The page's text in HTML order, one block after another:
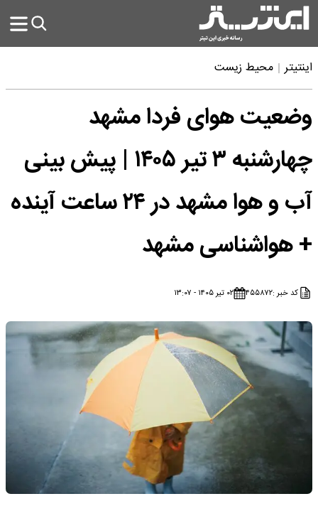
اینتیتر محیط زیست
وضعیت هوای فردا مشهد
چهارشنبه ۳ تیر ۱۴۰۵ | پیش بینی
آب و هوا مشهد در ۲۴ ساعت آینده
+ هواشناسی مشهد
کد خبر :۴۵۵۸۷۲ ۰۲ تیر ۱۴۰۵ - ۱۳:۰۷